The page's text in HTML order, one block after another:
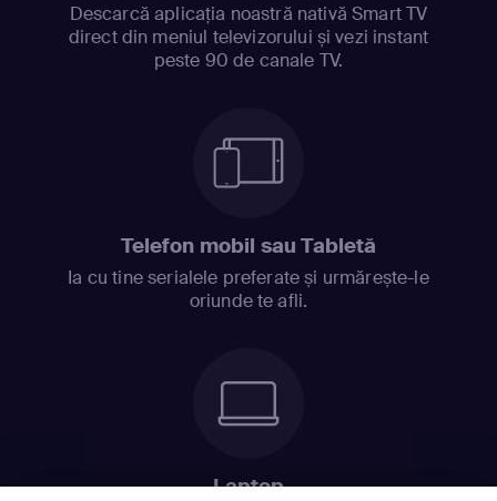
Descarcă aplicația noastră nativă Smart TV
direct din meniul televizorului și vezi instant
peste 90 de canale TV.
Telefon mobil sau Tabletă
Ia cu tine serialele preferate și urmărește-le
oriunde te afli.
Laptop